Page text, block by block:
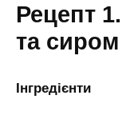
Рецепт
та сиром
Інгредієнти